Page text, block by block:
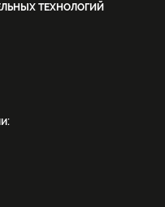
ТЕХНОЛОГИЙ